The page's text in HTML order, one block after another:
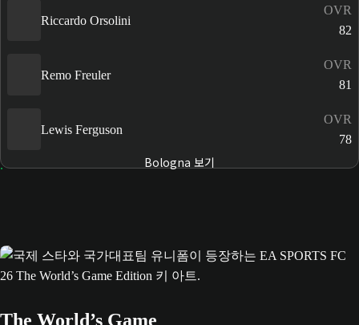
Riccardo Orsolini
OVR
82
Remo Freuler
OVR
81
Lewis Ferguson
OVR
78
Bologna 보기
The World’s Game